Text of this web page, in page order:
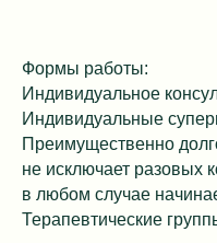
Формы работы:
Индивидуальное
Индивидуальные
Преимущественно
не исключает разовых
в любом случае
Терапевтические